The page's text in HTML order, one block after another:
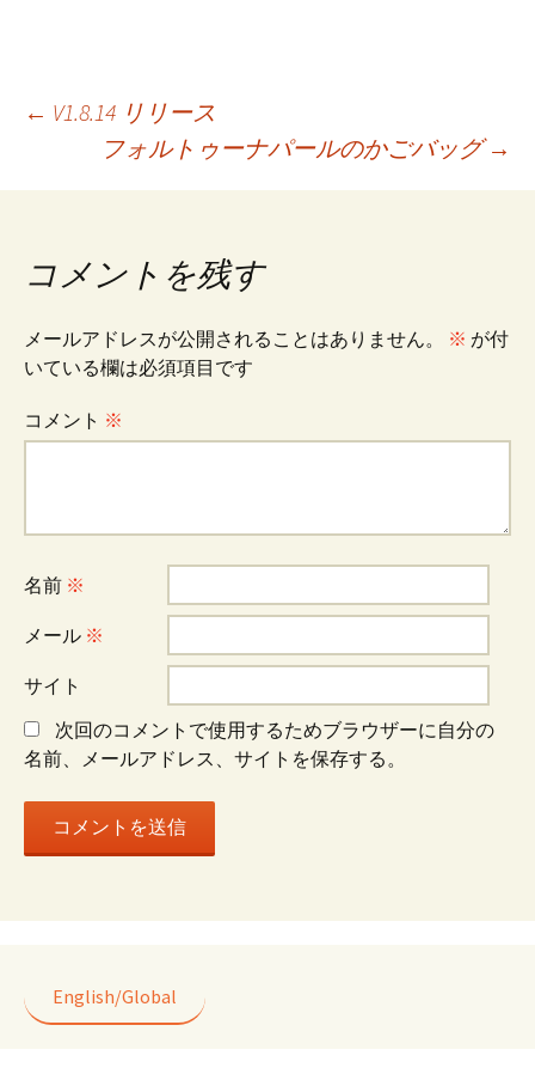
o
o
l
er
t
投
稿
ナ
ビ
ゲ
シ
ョ
ン
← V1.8.14 リリース
フォルトゥーナパールのかごバッグ→
コメントを残す
メールアドレスが公開されることはありません。 ※ が付
いている欄は必須項目です
コメント ※
名前 ※
メール ※
サイト
次回のコメントで使用するためブラウザーに自分の
名前、メールアドレス、サイトを保存する。
English/Global